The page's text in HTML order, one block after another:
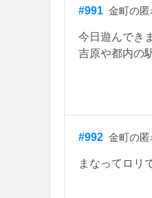
#991 金町の匿
今日遊んでき
吉原や都内の
#992 金町の匿
まなってロリ